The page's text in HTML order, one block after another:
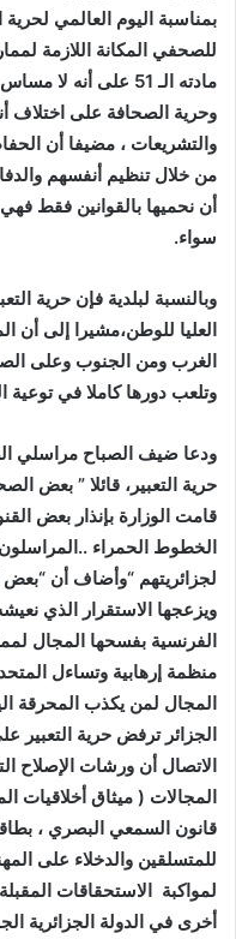
للصحفي المكانة اللازمة
مادته الـ 51 على أنه
وحرية الصحافة على اختلاف
والتشريعات ، مضيفا أن
من خلال تنظيم أنفسهم
أن نحميها بالقوانين فقط
سواء.
وبالنسبة لبلدية فإن حرية
العليا للوطن،مشيرا إلى أن
الغرب ومن الجنوب وعلى
وتلعب دورها كاملا في
ودعا ضيف الصباح مراسلي
حرية التعبير، قائلا ” بعض
قامت الوزارة بإنذار بعض
الخطوط الحمراء
لجزائريتهم “وأضاف أن “بعض
ويزعجها الاستقرار الذي
الفرنسية بفسحها المجال
منظمة إرهابية وتساءل
المجال لمن يكذب المحرقة
الجزائر ترفض حرية التعبير
الاتصال أن ورشات الإصلاح
المجالات ( ميثاق أخلاقيات
قانون السمعي البصري ،
للمتسلقين والدخلاء على
لمواكبة الاستحقاقات
أخرى في الدولة الجزائرية